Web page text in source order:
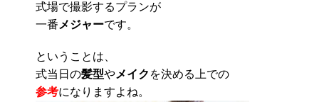
式場で撮影するプランが
一番 メジャーです。
ということは、
式当日の髪型やメイク を決める上での
参考になりますよね。